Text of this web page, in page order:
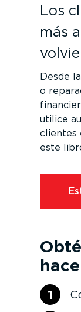
Los
más
Desde
o
utilice
clientes
este
1